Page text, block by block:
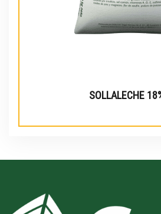
SOLLALECHE